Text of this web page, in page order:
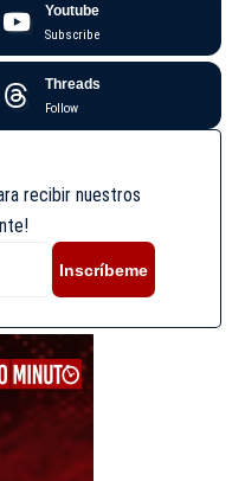
Youtube
Subscribe
Threads
Follow
recibir nuestros
Inscríbeme